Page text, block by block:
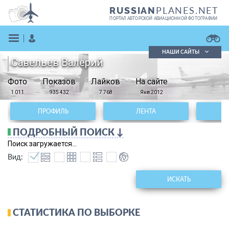
RUSSIANPLANES.NET
ПОРТАЛ АВТОРСКОЙ АВИАЦИОННОЙ ФОТОГРАФИИ
ЗАРЕГИСТРИРОВАТЬСЯ
Поиск фотографий
Поиск в реестре
Кратко
Подробно
НАШИ САЙТЫ
Савельев Валерий
Фото
1 011
Показов
935 432
Лайков
7 768
На сайте
Янв 2012
ПРОФИЛЬ ЛЕНТА
ПОДРОБНЫЙ ПОИСК ↓
Поиск загружается...
Вид:
ИСКАТЬ
СТАТИСТИКА ПО ВЫБОРКЕ